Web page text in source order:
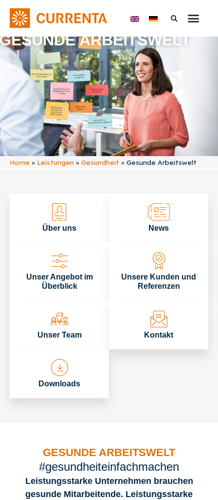
ARBEITSWELT
Home » Leistungen » Gesundheit » Gesunde Arbeitswelt
Über uns News
Unser Angebot im
Überblick
Unsere Kunden und
Referenzen
Unser Team Kontakt
Downloads
GESUNDE ARBEITSWELT
#gesundheiteinfachmachen
Leistungsstarke Unternehmen brauchen
gesunde Mitarbeitende. Leistungsstarke